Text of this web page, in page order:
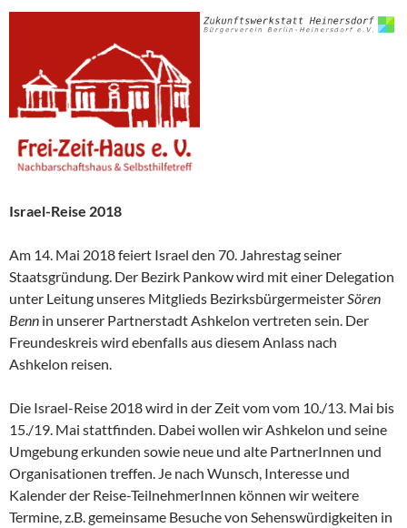
Israel-Reise 2018
Am 14. Mai 2018 feiert Israel den 70. Jahrestag seiner
Staatsgründung. Der Bezirk Pankow wird mit einer Delegation
unter Leitung unseres Mitglieds Bezirksbürgermeister Sören
Benn in unserer Partnerstadt Ashkelon vertreten sein. Der
Freundeskreis wird ebenfalls aus diesem Anlass nach
Ashkelon reisen.
Die Israel-Reise 2018 wird in der Zeit vom vom 10./13. Mai bis
15./19. Mai stattfinden. Dabei wollen wir Ashkelon und seine
Umgebung erkunden sowie neue und alte PartnerInnen und
Organisationen treffen. Je nach Wunsch, Interesse und
Kalender der Reise-TeilnehmerInnen können wir weitere
Termine, z.B. gemeinsame Besuche von Sehenswürdigkeiten in